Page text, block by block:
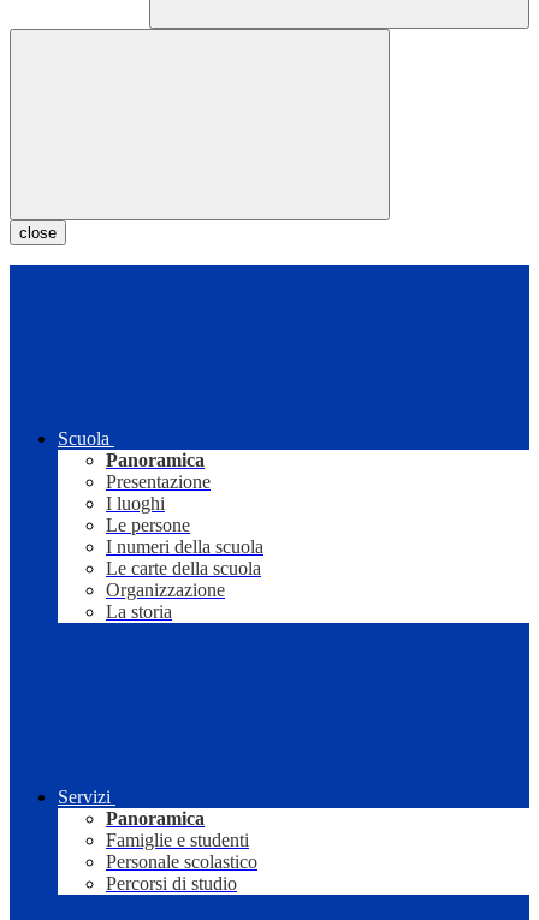
close
Scuola
Panoramica
Presentazione
I luoghi
Le persone
I numeri della scuola
Le carte della scuola
Organizzazione
La storia
Servizi
Panoramica
Famiglie e studenti
Personale scolastico
Percorsi di studio